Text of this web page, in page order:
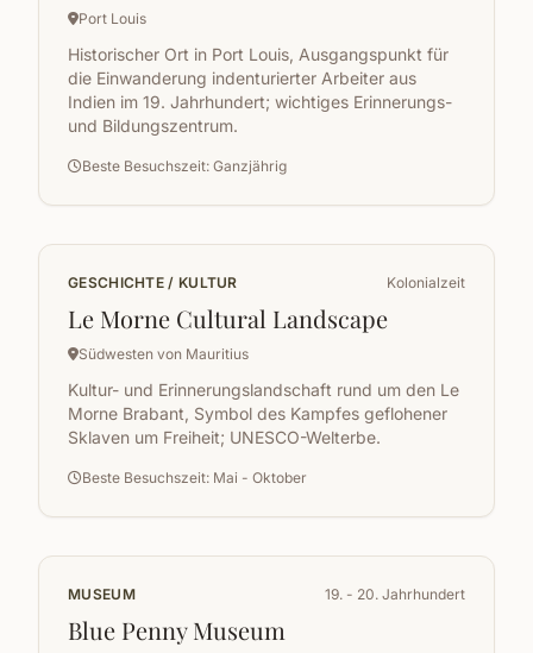
Port Louis
Historischer Ort in Port Louis, Ausgangspunkt für
die Einwanderung indenturierter Arbeiter aus
Indien im 19. Jahrhundert; wichtiges Erinnerungs-
und Bildungszentrum.
Beste Besuchszeit: Ganzjährig
GESCHICHTE / KULTUR Kolonialzeit
Le Morne Cultural Landscape
Südwesten von Mauritius
Kultur- und Erinnerungslandschaft rund um den Le
Morne Brabant, Symbol des Kampfes geflohener
Sklaven um Freiheit; UNESCO-Welterbe.
Beste Besuchszeit: Mai - Oktober
MUSEUM 19. - 20. Jahrhundert
Blue Penny Museum